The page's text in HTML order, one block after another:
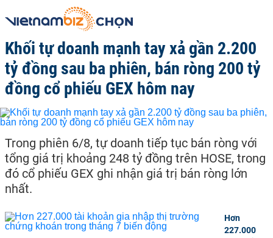
Khối tự doanh mạnh tay xả gần 2.200
tỷ đồng sau ba phiên, bán ròng 200 tỷ
đồng cổ phiếu GEX hôm nay
Trong phiên 6/8, tự doanh tiếp tục bán ròng với
tổng giá trị khoảng 248 tỷ đồng trên HOSE, trong
đó cổ phiếu GEX ghi nhận giá trị bán ròng lớn
nhất.
Hơn
227.000